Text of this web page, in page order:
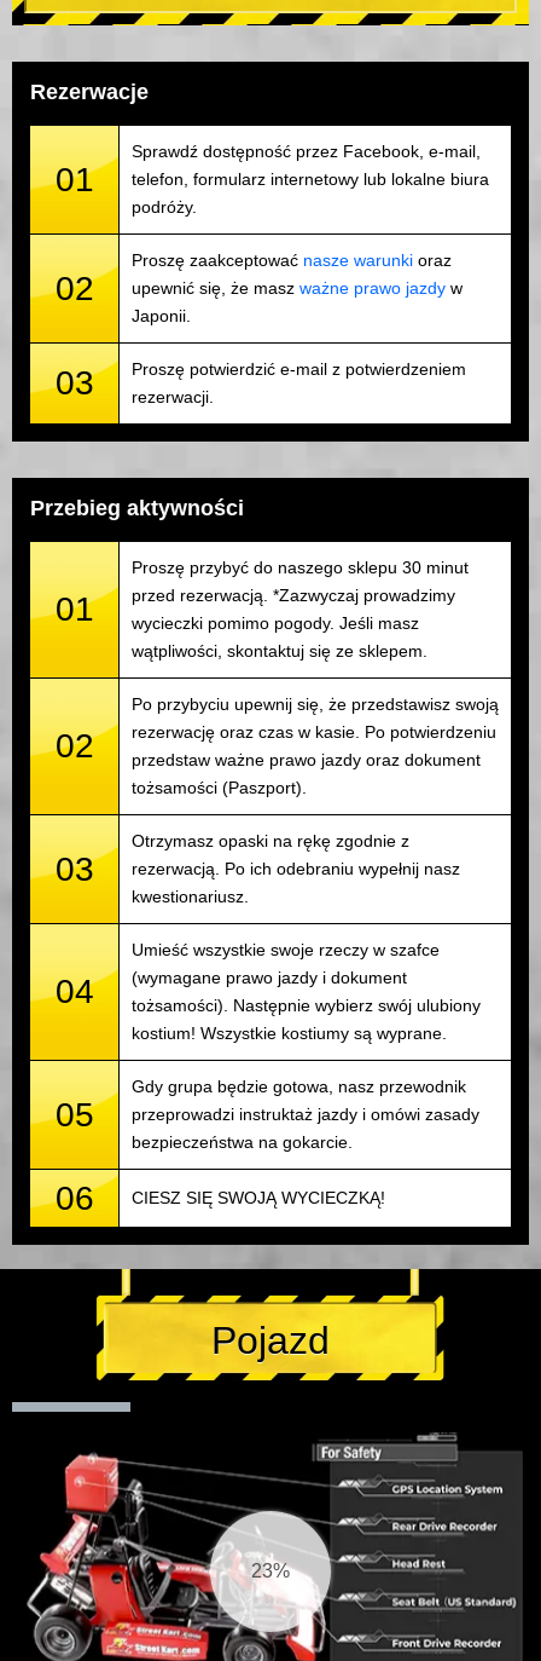
Rezerwacje
01
Sprawdź dostępność przez Facebook, e-mail,
telefon, formularz internetowy lub lokalne biura
podróży.
02
Proszę zaakceptować nasze warunki oraz
upewnić się, że masz ważne prawo jazdy w
Japonii.
03
Proszę potwierdzić e-mail z potwierdzeniem
rezerwacji.
Przebieg aktywności
01
Proszę przybyć do naszego sklepu 30 minut
przed rezerwacją. *Zazwyczaj prowadzimy
wycieczki pomimo pogody. Jeśli masz
wątpliwości, skontaktuj się ze sklepem.
02
Po przybyciu upewnij się, że przedstawisz swoją
rezerwację oraz czas w kasie. Po potwierdzeniu
przedstaw ważne prawo jazdy oraz dokument
tożsamości (Paszport).
03
Otrzymasz opaski na rękę zgodnie z
rezerwacją. Po ich odebraniu wypełnij nasz
kwestionariusz.
04
Umieść wszystkie swoje rzeczy w szafce
(wymagane prawo jazdy i dokument
tożsamości). Następnie wybierz swój ulubiony
kostium! Wszystkie kostiumy są wyprane.
05
Gdy grupa będzie gotowa, nasz przewodnik
przeprowadzi instruktaż jazdy i omówi zasady
bezpieczeństwa na gokarcie.
06 CIESZ SIĘ SWOJĄ WYCIECZKĄ!
Pojazd
25%